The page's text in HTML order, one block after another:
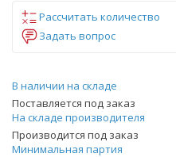
Рассчитать количество
Задать вопрос
В наличии на складе
Поставляется под заказ
На складе производителя
Производится под заказ
Минимальная партия